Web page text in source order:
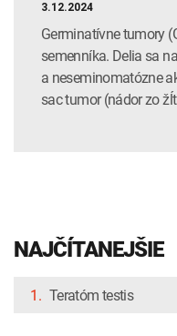
3.12.2024
Germinatívne tumory
semenníka. Delia sa
a neseminomatózne
sac tumor (nádor zo
NAJČÍTANEJŠIE
1. Teratóm testis